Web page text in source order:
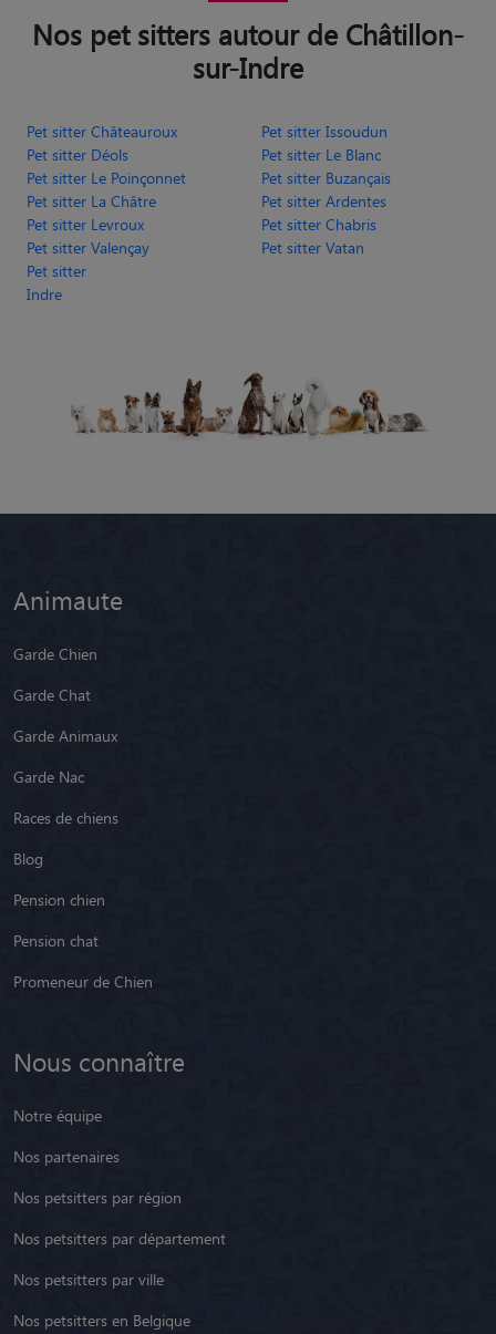
Nos pet sitters autour de Châtillon-
sur-Indre
Pet sitter Châteauroux
Pet sitter Issoudun
Pet sitter Déols
Pet sitter Le Blanc
Pet sitter Le Poinçonnet
Pet sitter Buzançais
Pet sitter La Châtre
Pet sitter Ardentes
Pet sitter Levroux
Pet sitter Chabris
Pet sitter Valençay
Pet sitter Vatan
Pet sitter
Indre
Animaute
Garde Chien
Garde Chat
Garde Animaux
Garde Nac
Races de chiens
Blog
Pension chien
Pension chat
Promeneur de Chien
Nous connaître
Notre équipe
Nos partenaires
Nos petsitters par région
Nos petsitters par département
Nos petsitters par ville
Nos petsitters en Belgique